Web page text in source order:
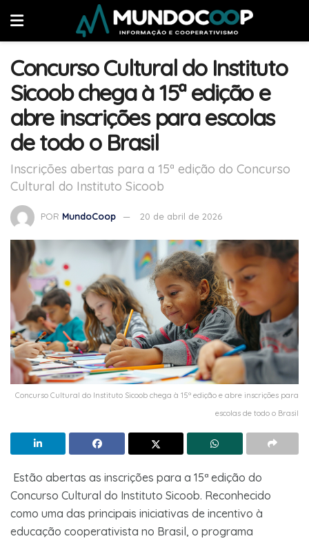
Concurso Cultural do Instituto
Sicoob chega à 15ª edição e
abre inscrições para escolas
de todo o Brasil
Inscrições abertas para a 15ª edição do Concurso
Cultural do Instituto Sicoob
POR MundoCoop 20 de abril de 2026
Concurso Cultural do Instituto Sicoob chega à 15ª edição e abre inscrições para
escolas de todo o Brasil
Estão abertas as inscrições para a 15ª edição do
Concurso Cultural do Instituto Sicoob. Reconhecido
como uma das principais iniciativas de incentivo à
educação cooperativista no Brasil, o programa